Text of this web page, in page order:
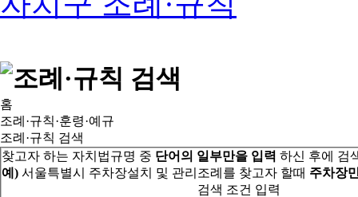
홈
조례·규칙·훈령·예규
조례·규칙 검색
찾고자 하는 자치법규명 중 단어의 일부만을 입력 하신 후에 검
예) 서울특별시 주차장설치 및 관리조례를 찾고자 할때 주차장
검색 조건 입력